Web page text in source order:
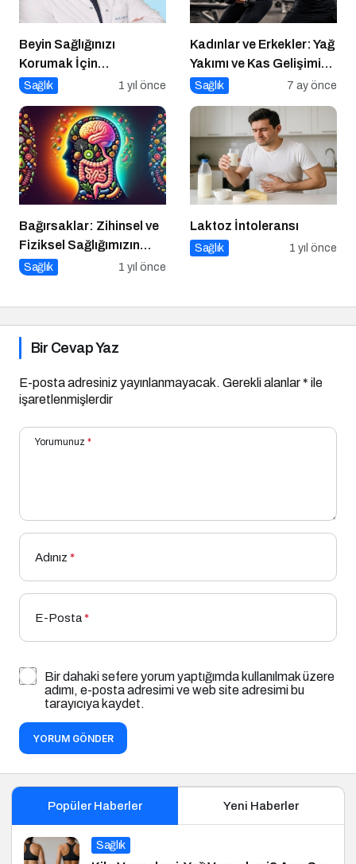
Beyin Sağlığınızı
Korumak İçin
Uygulayabileceğiniz 7
Sağlık 1 yıl önce
Kadınlar ve Erkekler: Yağ
Yakımı ve Kas Gelişimi
Arasındaki Farklar
Sağlık 7 ay önce
Bağırsaklar: Zihinsel ve
Fiziksel Sağlığımızın
Gizli Yöneticisi!
Sağlık 1 yıl önce
Laktoz İntoleransı
Sağlık 1 yıl önce
Bir Cevap Yaz
E-posta adresiniz yayınlanmayacak. Gerekli alanlar* ile
işaretlenmişlerdir
Yorumunuz *
Adınız *
E-Posta*
Bir dahaki sefere yorum yaptığımda kullanılmak üzere
adımı, e-posta adresimi ve web site adresimi bu
tarayıcıya kaydet.
YORUM GÖNDER
Popüler Haberler Yeni Haberler
Sağlık